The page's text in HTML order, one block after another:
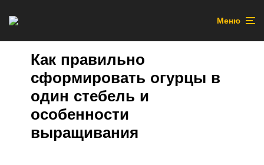
Меню
Как правильно
сформировать огурцы в
один стебель и
особенности
выращивания